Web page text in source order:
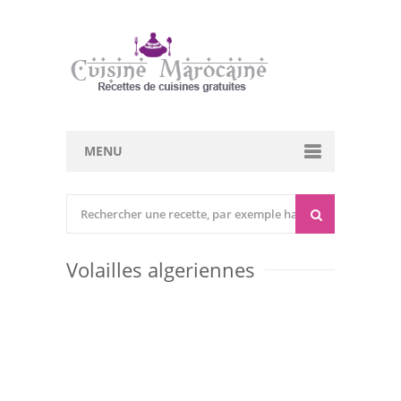
MENU
Entrées Froides
Volailles algeriennes